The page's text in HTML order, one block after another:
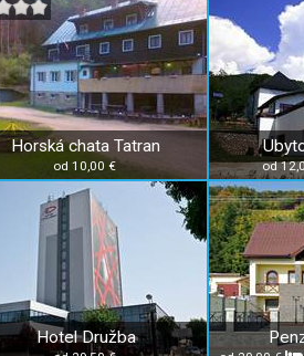
Horská chata Tatran
od 10,00 € od
Hotel Družba